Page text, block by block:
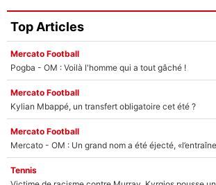
Top Articles
Mercato Football
Pogba - OM : Voilà l'homme qui a tout gâché !
Mercato Football
Kylian Mbappé, un transfert obligatoire cet été ?
Mercato Football
Tennis